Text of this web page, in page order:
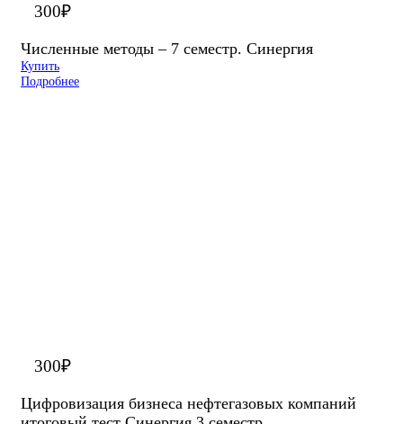
300₽
Численные методы – 7 семестр. Синергия
Купить
Подробнее
300₽
Цифровизация бизнеса нефтегазовых компаний